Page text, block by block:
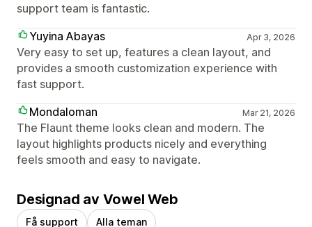
support team is fantastic.
Yuyina Abayas
Apr 3, 2026
Very easy to set up, features a clean layout, and
provides a smooth customization experience with
fast support.
Mondaloman
Mar 21, 2026
The Flaunt theme looks clean and modern. The
layout highlights products nicely and everything
feels smooth and easy to navigate.
Designad av Vowel Web
Få support Alla teman